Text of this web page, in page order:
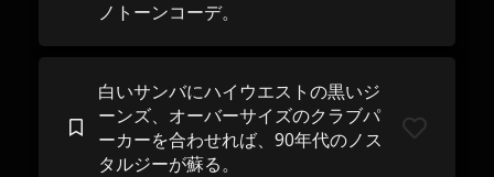
ノトーンコーデ。
白いサンバにハイウエストの黒いジ
ーンズ、オーバーサイズのクラブパ
ーカーを合わせれば、90年代のノス
タルジーが蘇る。